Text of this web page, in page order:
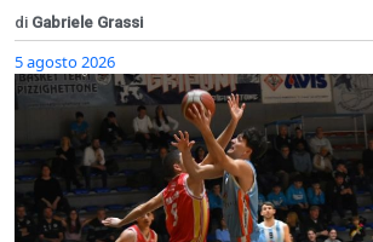
di Gabriele Grassi
5 agosto 2026